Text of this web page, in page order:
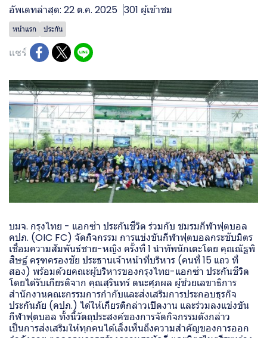
อัพเดทล่าสุด: 22 ต.ค. 2025 301 ผู้เข้าชม
หน้าแรก ประกัน
แชร์
บมจ. กรุงไทย - แอกซ่า ประกันชีวิต ร่วมกับ ชมรมกีฬาฟุตบอล
คปภ. (OIC FC) จัดกิจกรรม การแข่งขันกีฬาฟุตบอลกระชับมิตร
เชื่อมความสัมพันธ์ชาย-หญิง ครั้งที่ 1 นำทัพนักเตะโดย คุณณัฐพิ
สิษฐ์ ครุฑครองชัย ประธานเจ้าหน้าที่บริหาร (คนที่ 15 แถว ที่
สอง) พร้อมด้วยคณะผู้บริหารของกรุงไทย-แอกซ่า ประกันชีวิต
โดยได้รับเกียรติจาก คุณสุรินทร์ ตนะศุภผล ผู้ช่วยเลขาธิการ
สำนักงานคณะกรรมการกำกับและส่งเสริมการประกอบธุรกิจ
ประกันภัย (คปภ.) ได้ให้เกียรติกล่าวเปิดงาน และร่วมลงแข่งขัน
กีฬาฟุตบอล ทั้งนี้วัตถุประสงค์ของการจัดกิจกรรมดังกล่าว
เป็นการส่งเสริมให้ทุกคนได้เล็งเห็นถึงความสำคัญของการออก